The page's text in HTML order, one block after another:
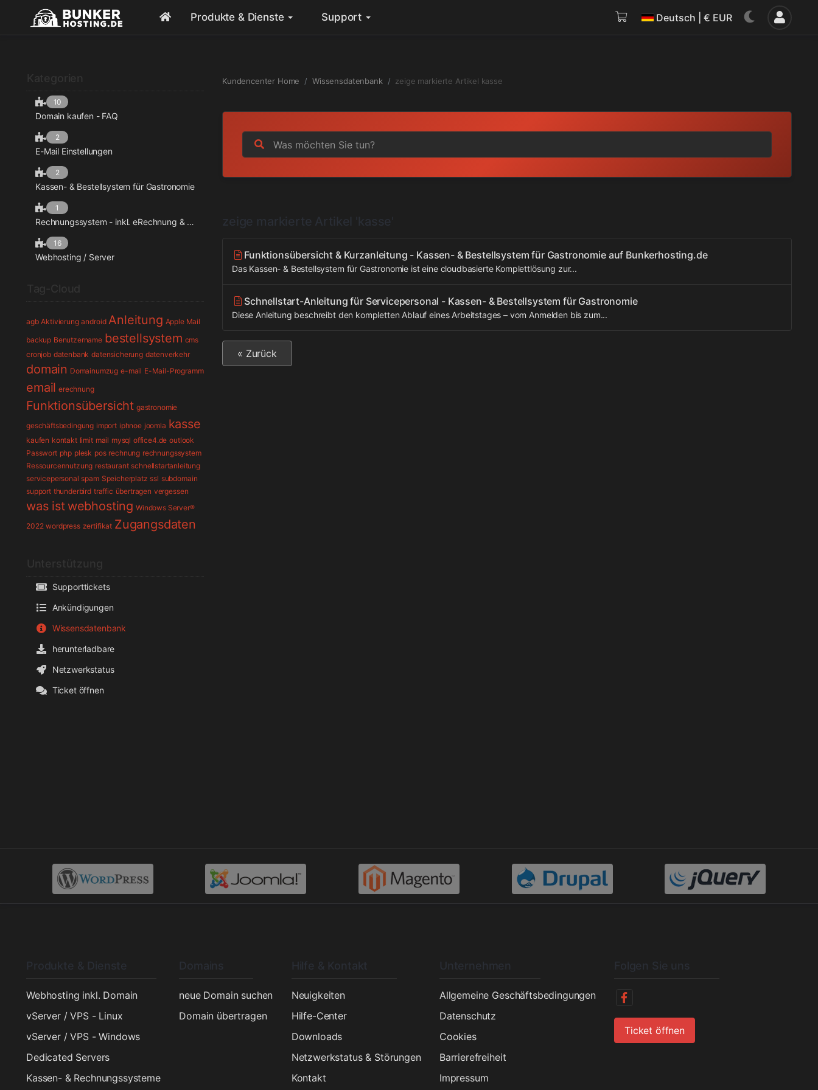
Produkte & Dienste Support Deutsch | € EUR
10
Domain kaufen - FAQ
2
E-Mail Einstellungen
2
Kassen- & Bestellsystem für Gastronomie
1
Rechnungssystem - inkl. eRechnung & Mobile App
16
Webhosting / Server
agb Aktivierung android Anleitung Apple Mail
backup Benutzername bestellsystem cms
cronjob datenbank datensicherung datenverkehr
domain Domainumzug e-mail E-Mail-Programm
email erechnung
Funktionsübersicht gastronomie
geschäftsbedingung import iphnoe joomla kasse
kaufen kontakt limit mail mysql office4.de outlook
Passwort php plesk pos rechnung rechnungssystem
Ressourcennutzung restaurant schnellstartanleitung
servicepersonal spam Speicherplatz ssl subdomain
support thunderbird traffic übertragen vergessen
was istwebhosting Windows Server®
2022 wordpress zertifikat Zugangsdaten
Supporttickets
Ankündigungen
Wissensdatenbank
herunterladbare
Netzwerkstatus
Ticket öffnen
Kundencenter Home Wissensdatenbank zeige markierte Artikel kasse
zeige markierte Artikel 'kasse'
Funktionsübersicht & Kurzanleitung - Kassen- & Bestellsystem für Gastronomie auf Bunkerhosting.de
Das Kassen- & Bestellsystem für Gastronomie ist eine cloudbasierte Komplettlösung zur...
Schnellstart-Anleitung für Servicepersonal - Kassen- & Bestellsystem für Gastronomie
Diese Anleitung beschreibt den kompletten Ablauf eines Arbeitstages – vom Anmelden bis zum...
« Zurück
Produkte & Dienste
Webhosting inkl. Domain
vServer / VPS - Linux
vServer / VPS - Windows
Dedicated Servers
Kassen- & Rechnungssysteme
Domains
neue Domain suchen
Domain übertragen
Hilfe & Kontakt
Neuigkeiten
Hilfe-Center
Downloads
Netzwerkstatus & Störungen
Kontakt
Unternehmen
Allgemeine Geschäftsbedingungen
Datenschutz
Cookies
Barrierefreiheit
Impressum
Folgen Sie uns
Ticket öffnen